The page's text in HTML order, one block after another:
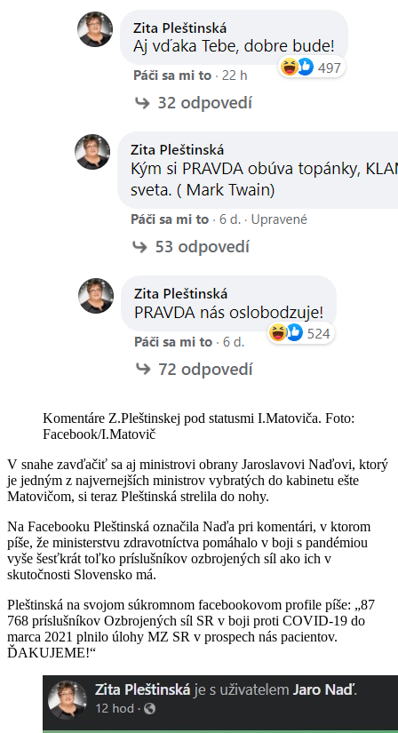
Komentáre Z.Pleštinskej pod statusmi I.Matoviča. Foto:
Facebook/I.Matovič
V snahe zavďačiť sa aj ministrovi obrany Jaroslavovi Naďovi, ktorý
je jedným z najvernejších ministrov vybratých do kabinetu ešte
Matovičom, si teraz Pleštinská strelila do nohy.
Na Facebooku Pleštinská označila Naďa pri komentári, v ktorom
píše, že ministerstvu zdravotníctva pomáhalo v boji s pandémiou
vyše šesťkrát toľko príslušníkov ozbrojených síl ako ich v
skutočnosti Slovensko má.
Pleštinská na svojom súkromnom facebookovom profile píše: „87
768 príslušníkov Ozbrojených síl SR v boji proti COVID-19 do
marca 2021 plnilo úlohy MZ SR v prospech nás pacientov.
ĎAKUJEME!“